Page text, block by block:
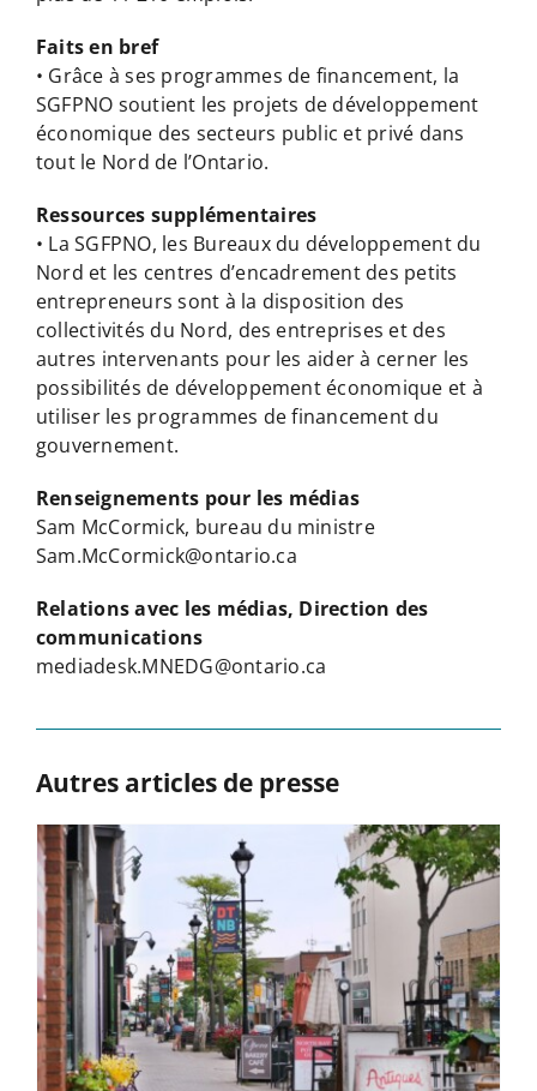
Faits en bref
• Grâce à ses programmes de financement, la
SGFPNO soutient les projets de développement
économique des secteurs public et privé dans
tout le Nord de l’Ontario.
Ressources supplémentaires
• La SGFPNO, les Bureaux du développement du
Nord et les centres d’encadrement des petits
entrepreneurs sont à la disposition des
collectivités du Nord, des entreprises et des
autres intervenants pour les aider à cerner les
possibilités de développement économique et à
utiliser les programmes de financement du
gouvernement.
Renseignements pour les médias
Sam McCormick, bureau du ministre
Sam.McCormick@ontario.ca
Relations avec les médias, Direction des
communications
mediadesk.MNEDG@ontario.ca
Autres articles de presse